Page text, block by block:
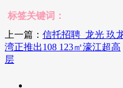
标签关键词：
上一篇： 信托招聘_龙光 玖
湾正推出108 123㎡濠江超高
层